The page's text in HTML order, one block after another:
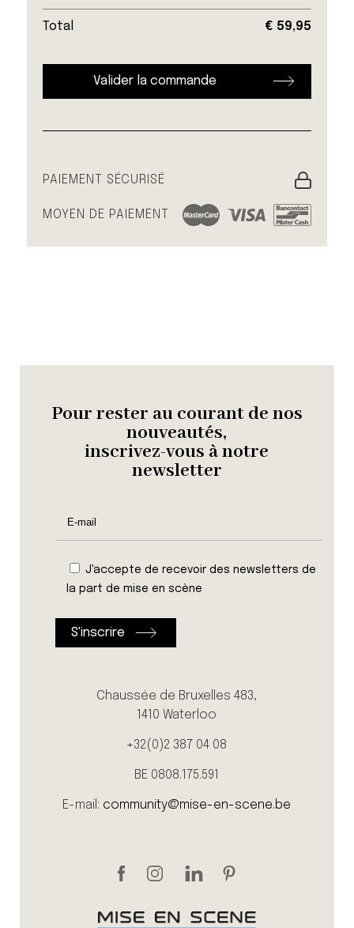
Total € 59,95
Valider la commande
PAIEMENT SÉCURISÉ
MOYEN DE PAIEMENT
Pour rester au courant de nos
nouveautés,
inscrivez-vous à notre
newsletter
J'accepte de recevoir des newsletters de
la part de mise en scène
Chaussée de Bruxelles 483,
1410 Waterloo
+32(0)2 387 04 08
BE 0808.175.591
E-mail: community@mise-en-scene.be